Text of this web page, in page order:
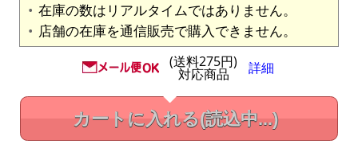
在庫の数はリアルタイムではありません。
店舗の在庫を通信販売で購入できません。
(送料275円)
対応商品 詳細
カートに入れる(読込中...)